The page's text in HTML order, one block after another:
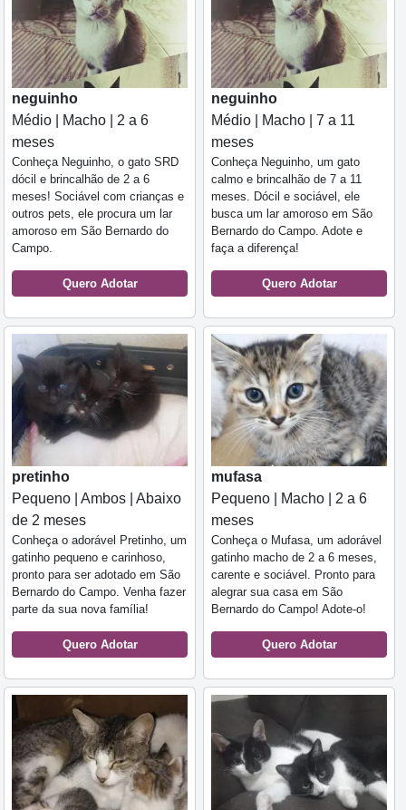
neguinho
Médio | Macho | 2 a 6
meses
Conheça Neguinho, o gato SRD
dócil e brincalhão de 2 a 6
meses! Sociável com crianças e
outros pets, ele procura um lar
amoroso em São Bernardo do
Campo.
Quero Adotar
neguinho
Médio | Macho | 7 a 11
meses
Conheça Neguinho, um gato
calmo e brincalhão de 7 a 11
meses. Dócil e sociável, ele
busca um lar amoroso em São
Bernardo do Campo. Adote e
faça a diferença!
Quero Adotar
pretinho
Pequeno | Ambos | Abaixo
de 2 meses
Conheça o adorável Pretinho, um
gatinho pequeno e carinhoso,
pronto para ser adotado em São
Bernardo do Campo. Venha fazer
parte da sua nova família!
Quero Adotar
mufasa
Pequeno | Macho | 2 a 6
meses
Conheça o Mufasa, um adorável
gatinho macho de 2 a 6 meses,
carente e sociável. Pronto para
alegrar sua casa em São
Bernardo do Campo! Adote-o!
Quero Adotar